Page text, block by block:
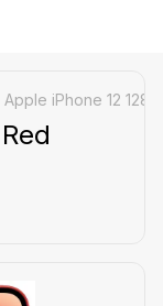
Apple iPhone 12